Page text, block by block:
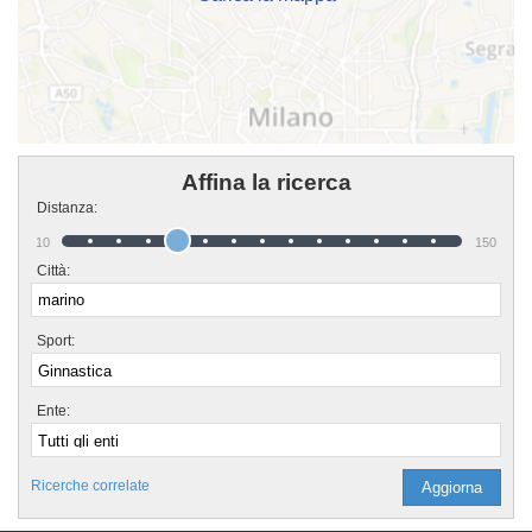
Affina la ricerca
Distanza:
10 150
Città:
Sport:
Ente:
Ricerche correlate